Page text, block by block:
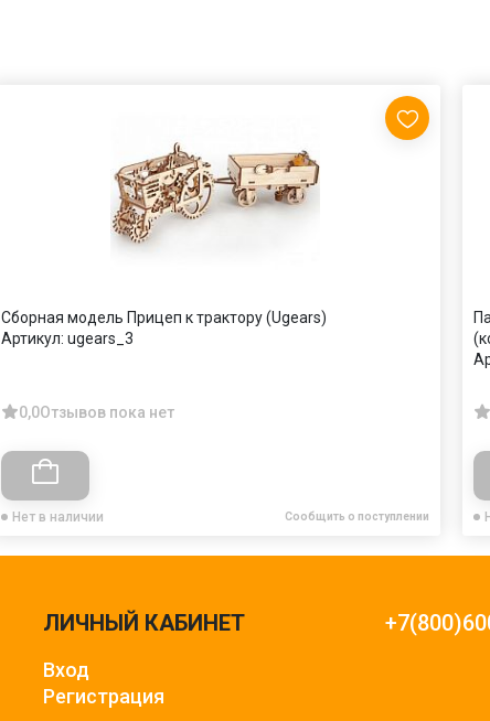
Сборная модель Прицеп к трактору (Ugears)
Артикул: ugears_3
0,0Отзывов пока нет
Нет в наличии Сообщить о поступлении
ЛИЧНЫЙ КАБИНЕТ
Вход
Регистрация